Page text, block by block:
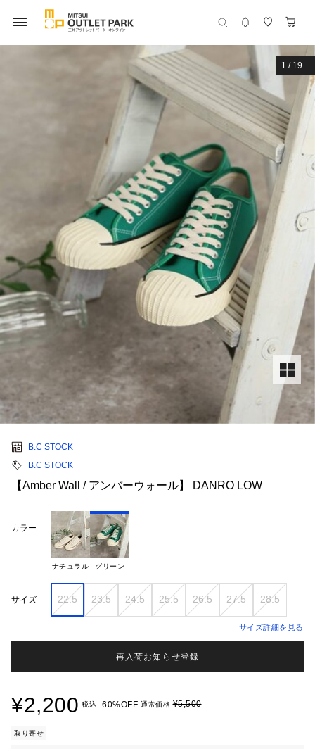
1 / 19
B.C STOCK
B.C STOCK
【Amber Wall / アンバーウォール】 DANRO LOW
カラー
ナチュラル グリーン
サイズ 22.5 23.5 24.5 25.5 26.5 27.5 28.5
サイズ詳細を見る
再入荷お知らせ登録
¥2,200 税込 60%OFF 通常価格¥5,500
取り寄せ